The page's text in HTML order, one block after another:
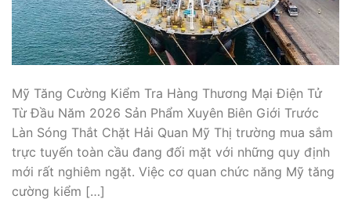
Mỹ Tăng Cường Kiểm Tra Hàng Thương Mại Điện Tử
Từ Đầu Năm 2026 Sản Phẩm Xuyên Biên Giới Trước
Làn Sóng Thắt Chặt Hải Quan Mỹ Thị trường mua sắm
trực tuyến toàn cầu đang đối mặt với những quy định
mới rất nghiêm ngặt. Việc cơ quan chức năng Mỹ tăng
cường kiểm […]